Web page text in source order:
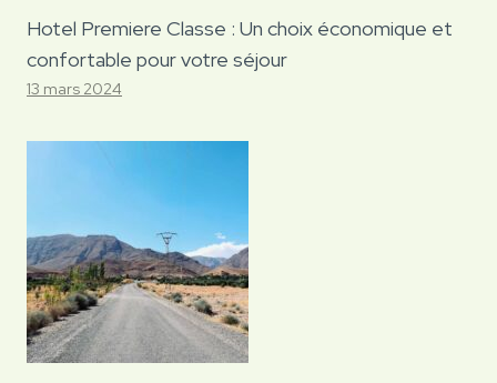
Hotel Premiere Classe : Un choix économique et
confortable pour votre séjour
13 mars 2024